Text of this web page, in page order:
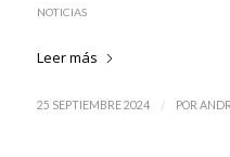
NOTICIAS
Leer más
25 SEPTIEMBRE 2024 / POR